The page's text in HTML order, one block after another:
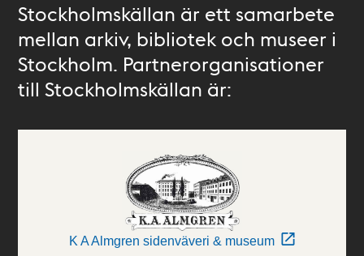
Stockholmskällan är ett samarbete
mellan arkiv, bibliotek och museer i
Stockholm. Partnerorganisationer
till Stockholmskällan är:
K A Almgren sidenväveri & museum